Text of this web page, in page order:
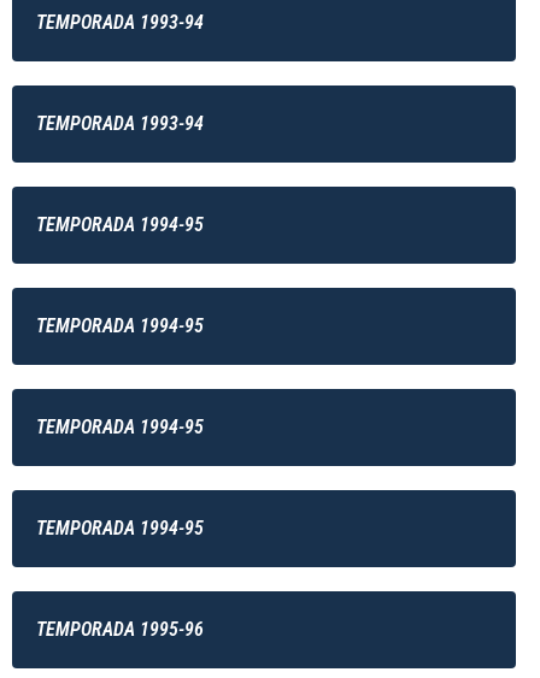
TEMPORADA 1993-94
TEMPORADA 1993-94
TEMPORADA 1994-95
TEMPORADA 1994-95
TEMPORADA 1994-95
TEMPORADA 1994-95
TEMPORADA 1995-96